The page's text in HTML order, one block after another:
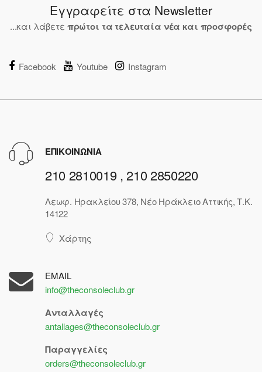
Εγγραφείτε στα Newsletter
...και λάβετε πρώτοι τα τελευταία νέα και προσφορές
Facebook Youtube Instagram
ΕΠΙΚΟΙΝΩΝΙΑ
210 2810019 , 210 2850220
Λεωφ. Ηρακλείου 378, Νέο Ηράκλειο Αττικής, Τ.Κ.
14122
Χάρτης
EMAIL
info@theconsoleclub.gr
Ανταλλαγές
antallages@theconsoleclub.gr
Παραγγελίες
orders@theconsoleclub.gr